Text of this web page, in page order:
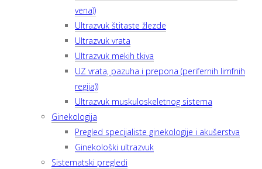
vena))
Ultrazvuk štitaste žlezde
Ultrazvuk vrata
Ultrazvuk mekih tkiva
UZ vrata, pazuha i prepona (perifernih limfnih
regija))
Ultrazvuk muskuloskeletnog sistema
Ginekologija
Pregled specijaliste ginekologije i akušerstva
Ginekološki ultrazvuk
Sistematski pregledi